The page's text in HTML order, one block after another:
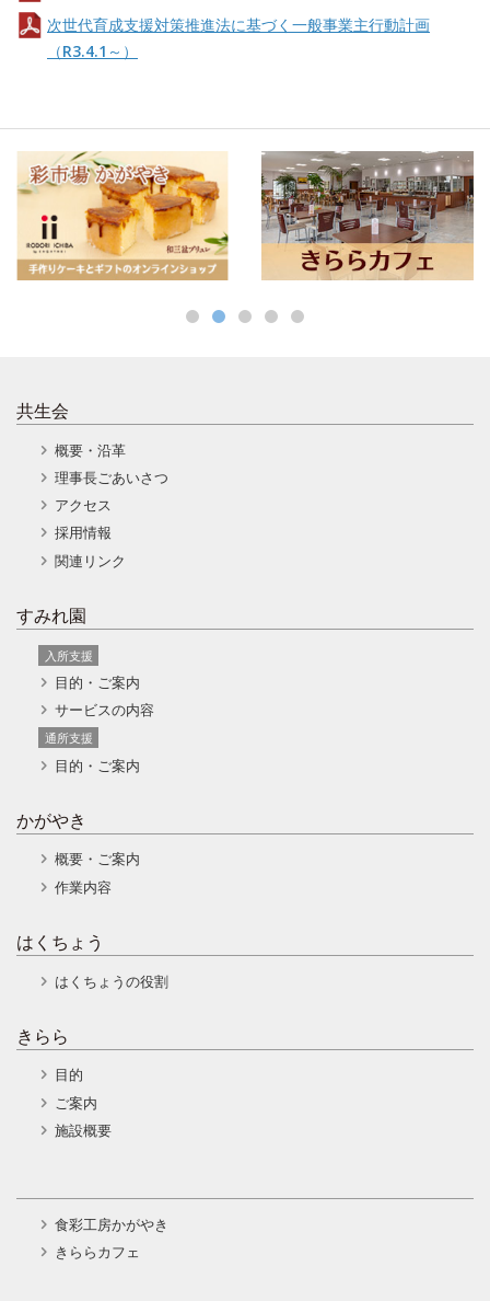
次世代育成支援対策推進法に基づく一般事業主行動計画
（R3.4.1～）
共生会
概要・沿革
理事長ごあいさつ
アクセス
採用情報
関連リンク
すみれ園
入所支援
目的・ご案内
サービスの内容
通所支援
目的・ご案内
かがやき
概要・ご案内
作業内容
はくちょう
はくちょうの役割
きらら
目的
ご案内
施設概要
食彩工房かがやき
きららカフェ